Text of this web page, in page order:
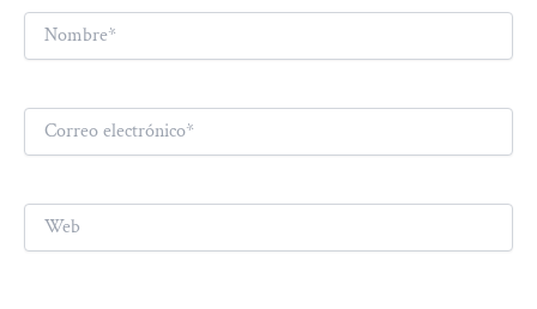
Nombre*
Correo
electrónico*
Web